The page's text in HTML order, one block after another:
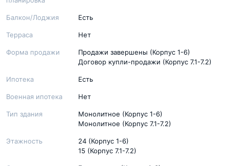
Балкон/Лоджия Есть
Терраса Нет
Форма продажи
Продажи завершены (Корпус 1-6)
Договор купли-продажи (Корпус 7.1-7.2)
Ипотека Есть
Военная ипотека Нет
Тип здания
Монолитное (Корпус 1-6)
Монолитное (Корпус 7.1-7.2)
Этажность
24 (Корпус 1-6)
15 (Корпус 7.1-7.2)